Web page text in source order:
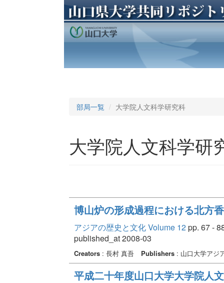
部局一覧 大学院人文科学研究科
大学院人文科学研
博山炉の形成過程における北方
アジアの歴史と文化 Volume 12pp. 67 -
published_at 2008-03
Creators: 長村 真吾 Publishers: 山口大学アジ
平成二十年度山口大学大学院人